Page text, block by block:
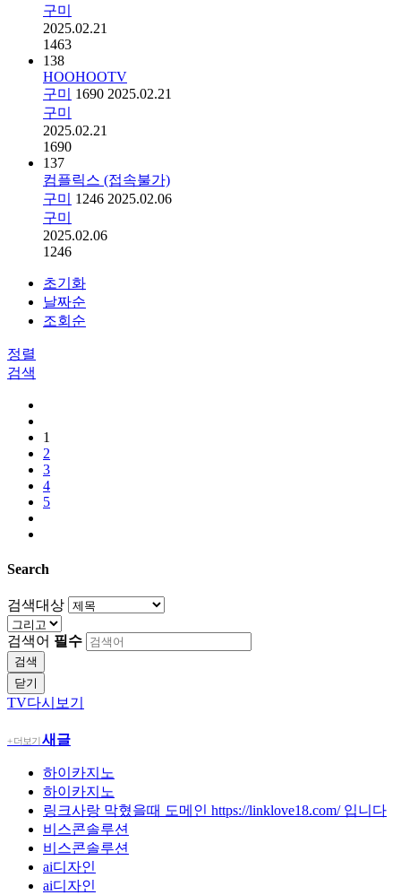
구미
2025.02.21
1463
138
HOOHOOTV
구미
1690 2025.02.21
구미
2025.02.21
1690
137
컴플릭스 (접속불가)
구미
1246 2025.02.06
구미
2025.02.06
1246
초기화
날짜순
조회순
정렬
검색
1
2
3
4
5
Search
검색대상
검색어 필수
검색
닫기
TV다시보기
+ 더보기새글
하이카지노
하이카지노
링크사랑 막혔을때 도메인 https://linklove18.com/ 입니다
비스콘솔루션
비스콘솔루션
ai디자인
ai디자인